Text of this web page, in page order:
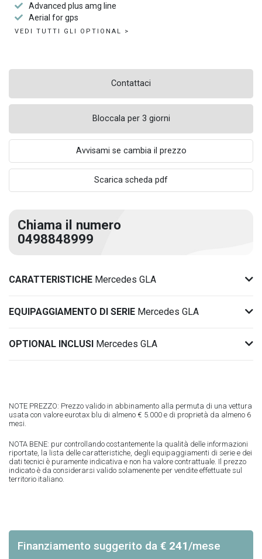
Advanced plus amg line
Aerial for gps
VEDI TUTTI GLI OPTIONAL >
Contattaci
Bloccala per 3 giorni
Avvisami se cambia il prezzo
Scarica scheda pdf
Chiama il numero
0498848999
CARATTERISTICHE Mercedes GLA
EQUIPAGGIAMENTO DI SERIE Mercedes GLA
OPTIONAL INCLUSI Mercedes GLA
NOTE PREZZO: Prezzo valido in abbinamento alla permuta di una vettura
usata con valore eurotax blu di almeno € 5.000 e di proprietà da almeno 6
mesi.
NOTA BENE: pur controllando costantemente la qualità delle informazioni
riportate, la lista delle caratteristiche, degli equipaggiamenti di serie e dei
dati tecnici è puramente indicativa e non ha valore contrattuale. Il prezzo
indicato è da considerarsi valido solamenente per vendite effettuate sul
territorio italiano.
Finanziamento suggerito da € 241/mese